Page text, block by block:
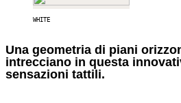
WHITE
Una geometria di piani
intrecciano in questa
sensazioni tattili.